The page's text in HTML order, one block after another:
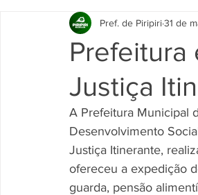
SEAD SEGOV
Prefeitura
Justiça
Pref. de Piripiri31 de
A Prefeitura Municipal
Desenvolvimento
Justiça Itinerante,
ofereceu a expedição
guarda, pensão